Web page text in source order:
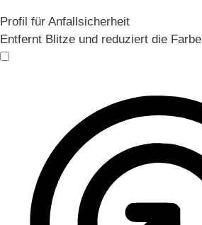
Profil für Anfallsicherheit
Entfernt Blitze und reduziert die Farbe